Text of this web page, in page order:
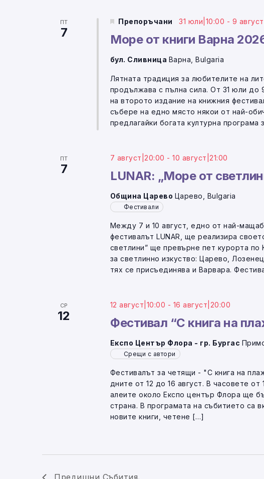
ПТ
7 Море от книги Варна
Препоръчани 31 юли|10:00 - 9
бул. Сливница Варна, Bulgaria
Лятната традиция за любителите на
продължава с пълна сила. От 31 юли до
на второто издание на книжния
събере на едно място някои от най-
предлагайки богата културна
ПТ
7 LUNAR: „Море от
7 август|20:00 -10 август|21:00
Община Царево Царево, Bulgaria
Фестивали
Между 7 и 10 август, едно от най-
фестивалът LUNAR, ще реализира
светлини” ще превърне пет курорта
за светлинно изкуство: Царево,
тях се присъединява и Варвара.
СР
12 Фестивал “С книга на
12 август|10:00 - 16 август|20:00
Експо Център Флора - гр. Бургас
Срещи с автори
Фестивалът за четящи - "С книга на
дните от 12 до 16 август. В часовете
алеите около Експо център Флора ще
страна. В програмата на събитието са
новите книги, четене […]